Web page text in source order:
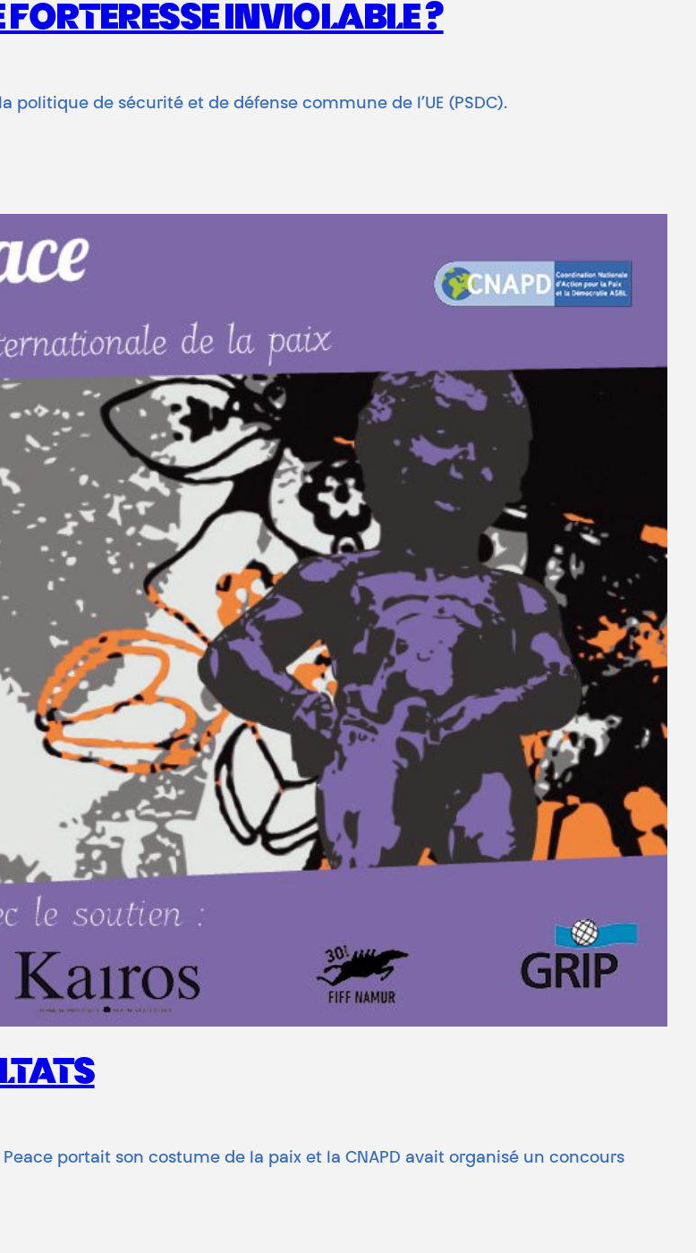
INVIOLABLE ?
de sécurité et de défense commune de l’UE (PSDC).
portait son costume de la paix et la CNAPD avait organisé un concours